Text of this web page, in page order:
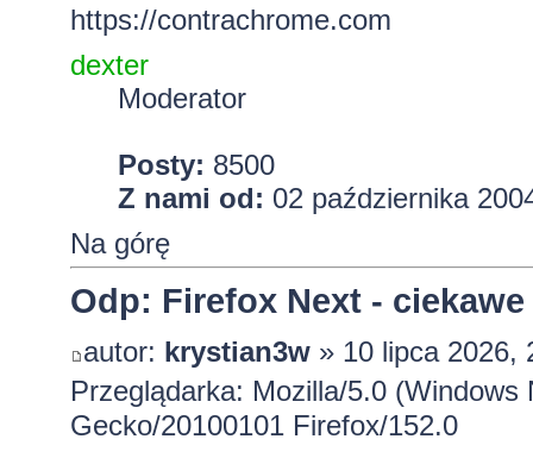
https://contrachrome.com
dexter
Moderator
Posty: 8500
Z nami od: 02 października
Na górę
Odp: Firefox Next -
autor: krystian3w» 10 lipca 2026,
Przeglądarka: Mozilla/5.0
Gecko/20100101 Firefox/152.0